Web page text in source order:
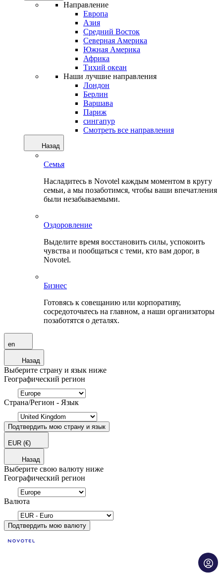
Направление
Европа
Азия
Средний Восток
Северная Америка
Южная Америка
Африка
Тихий океан
Наши лучшие направления
Лондон
Берлин
Варшава
Париж
сингапур
Смотреть все направления
Назад
Семья
Насладитесь в Novotel каждым моментом в кругу
семьи, а мы позаботимся, чтобы ваши впечатления
были незабываемыми.
Оздоровление
Выделите время восстановить силы, успокоить
чувства и пообщаться с теми, кто вам дорог, в
Novotel.
Бизнес
Готовясь к совещанию или корпоративу,
сосредоточьтесь на главном, а наши организаторы
позаботятся о деталях.
en
Назад
Выберите страну и язык ниже
Географический регион
Страна/Регион - Язык
Подтвердить мою страну и язык
EUR (€)
Назад
Выберите свою валюту ниже
Географический регион
Валюта
Подтвердить мою валюту